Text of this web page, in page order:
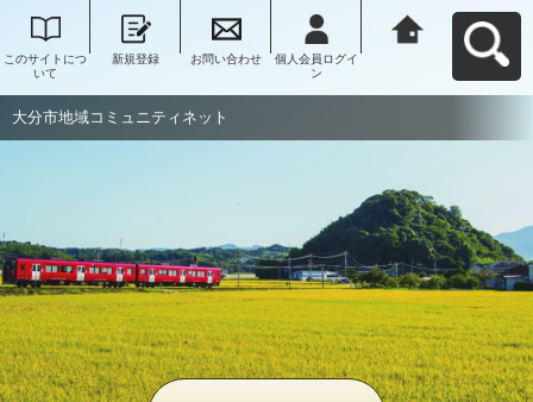
このサイトにつ
いて
新規登録 お問い合わせ
個人会員ログイ
ン
大分市地域コミュニティネット